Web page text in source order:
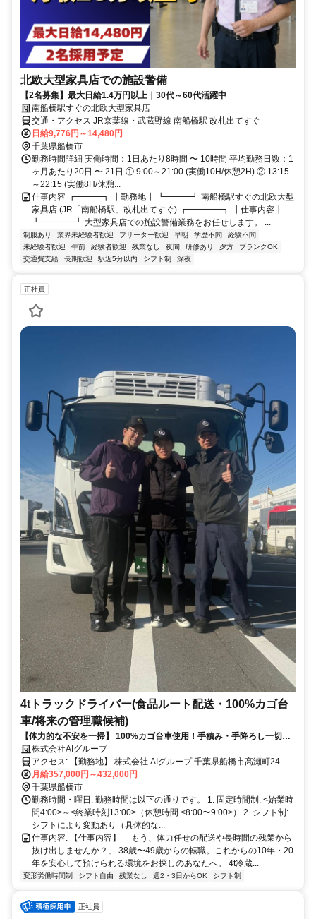
北欧大型家具店での施設警備
【2名募集】最大日給1.4万円以上｜30代～60代活躍中
南船橋駅すぐの北欧大型家具店
交通・アクセス JR京葉線・武蔵野線 南船橋駅 改札出てすぐ
日給9,776円～14,480円
千葉県船橋市
勤務時間詳細 実働時間：1日あたり8時間 〜 10時間 平均勤務日数：1
ヶ月あたり20日 〜 21日 ① 9:00～21:00 (実働10H/休憩2H) ② 13:15
～22:15 (実働8H/休憩...
仕事内容 ┏━━━┓ ┃勤務地┃ ┗━━━┛ 南船橋駅すぐの北欧大型
家具店 (JR「南船橋駅」改札出てすぐ) ┏━━━━┓ ┃仕事内容┃
┗━━━━┛ 大型家具店での施設警備業務をお任せします。 ...
制服あり 業界未経験者歓迎 フリーター歓迎 早朝 学歴不問
経験不問
未経験者歓迎
午前 経験者歓迎 残業なし 夜間 研修あり 夕方
ブランクOK
交通費支給
長期歓迎 駅近5分以内 シフト制 深夜
正社員
4tトラックドライバー(食品ルート配送・100%カゴ台
車/将来の管理職候補)
【体力的な不安を一掃】 100%カゴ台車使用！手積み・手降ろし一切な
しで腰を痛めません。
株式会社AIグループ
アクセス: 【勤務地】 株式会社 AIグループ 千葉県船橋市高瀬町24-6
マイカー・バイク通勤OK（無料駐車場完備）
月給357,000円～432,000円
千葉県船橋市
勤務時間・曜日: 勤務時間は以下の通りです。 1. 固定時間制: <始業時
間4:00>～<終業時刻13:00>（休憩時間 <8:00〜9:00>） 2. シフト制:
シフトにより変動あり（具体的な...
仕事内容: 【仕事内容】 「もう、体力任せの配送や長時間の残業から
抜け出しませんか？」 38歳〜49歳からの転職。これからの10年・20
年を安心して預けられる環境をお探しのあなたへ。 4t冷蔵...
変形労働時間制 シフト自由 残業なし 週2・3日からOK シフト制
正社員